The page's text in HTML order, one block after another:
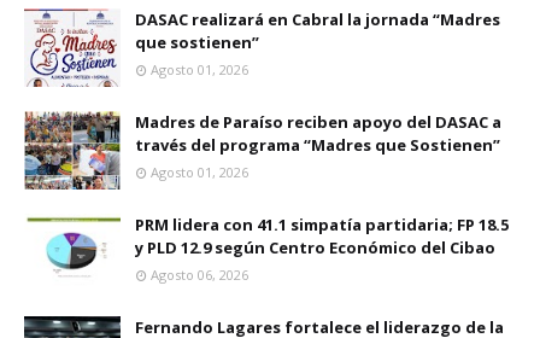
DASAC realizará en Cabral la jornada “Madres
que sostienen”
Agosto 01, 2026
Madres de Paraíso reciben apoyo del DASAC a
través del programa “Madres que Sostienen”
Agosto 01, 2026
PRM lidera con 41.1 simpatía partidaria; FP 18.5
y PLD 12.9 según Centro Económico del Cibao
Agosto 06, 2026
Fernando Lagares fortalece el liderazgo de la